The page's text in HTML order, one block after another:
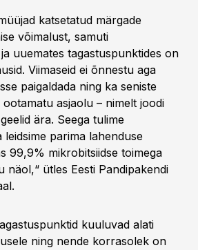
katsetatud märgade
võimalust, samuti
uuemates tagastuspunktides on
Viimaseid ei õnnestu aga
paigaldada ning ka seniste
ootamatu asjaolu – nimelt joodi
ära. Seega tulime
leidsime parima lahenduse
99,9% mikrobitsiidse toimega
näol,“ ütles Eesti Pandipakendi
kuuluvad alati
ning nende korrasolek on